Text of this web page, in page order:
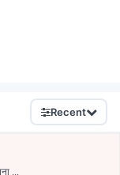
Recent
...